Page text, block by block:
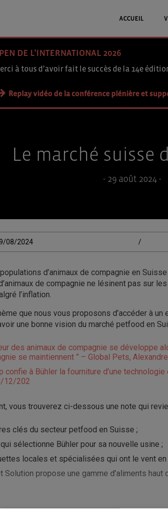
ACCUEIL
DE L'INTERNATIONAL 2026
à tous d’avoir fait le succès de la 14e
Replay vidéo de la conférence plénière et
Le marché suisse
- 29 août 2024 -
08/2024 /
d’animaux de compagnie en
de compagnie ne lésinent pas sur
l’inflation.
que nous vous proposons d’accéder à
une bonne vision du marché petfood en
des animaux de compagnie se développe
se maintiennent ” – Global Pets,
confie à Bühler la fourniture d’une
12/202
vous trouverez ci-dessous une note qui
clés du secteur petfood en Suisse ;
sélectionne Bühler pour sa nouvelle usine ;
locales et spécialisées qui ont le vent en
Solution propose une gamme d’aliments haut